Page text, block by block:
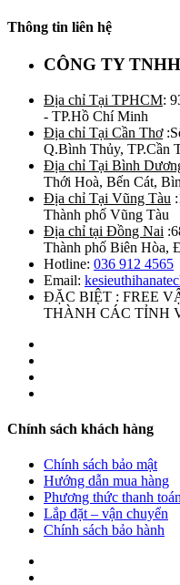
Thông tin liên hệ
CÔNG TY
Địa chỉ Tại TPHCM:
- TP.Hồ Chí Minh
Địa chỉ Tại Cần Thơ
Q.Bình Thủy, TP.Cần
Địa chỉ Tại Bình
Thới Hoà, Bến Cát,
Địa chỉ Tại Vũng Tàu
Thành phố Vũng Tàu
Địa chỉ tại Đồng Nai
Thành phố Biên Hòa,
Hotline: 036 912 4565
Email:
ĐẶC BIỆT : FREE
THÀNH CÁC TỈNH
Chính sách khách hàng
Chính sách bảo mật
Hướng dẫn mua hàng
Phương thức thanh toán
Lắp đặt – vận chuyển
Chính sách bảo hành